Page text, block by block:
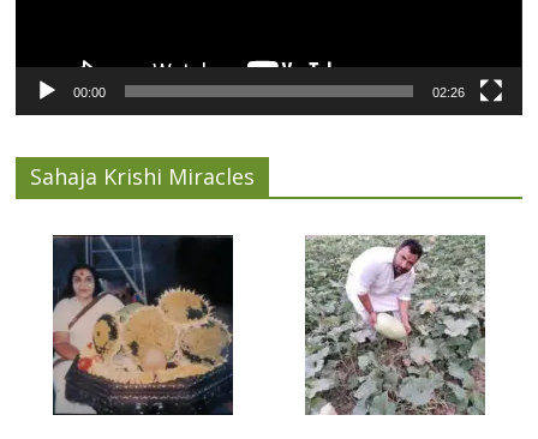
00:00 02:26
Sahaja Krishi Miracles